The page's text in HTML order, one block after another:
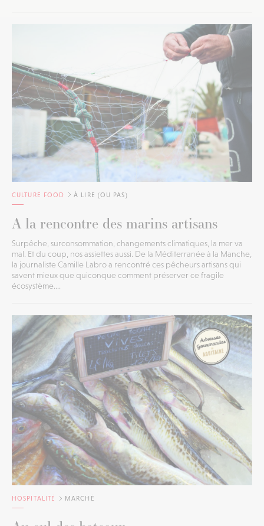
CULTURE FOOD À LIRE (OU PAS)
A la rencontre des marins artisans
Surpêche, surconsommation, changements climatiques, la mer va
mal. Et du coup, nos assiettes aussi. De la Méditerranée à la Manche,
la journaliste Camille Labro a rencontré ces pêcheurs artisans qui
savent mieux que quiconque comment préserver ce fragile
écosystème....
HOSPITALITÉ MARCHÉ